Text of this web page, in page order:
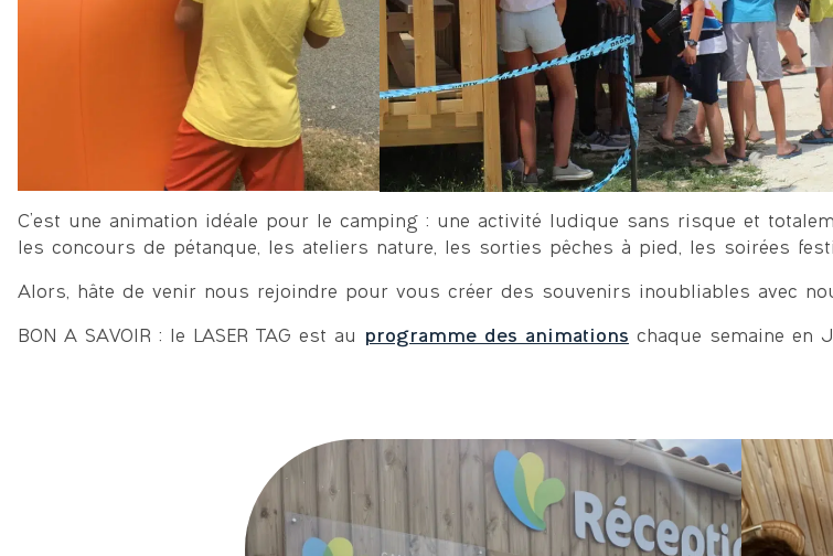
C’est une animation idéale pour le camping : une activité ludique sans risque et
les concours de pétanque, les ateliers nature, les sorties pêches à pied, les soirées
Alors, hâte de venir nous rejoindre pour vous créer des souvenirs inoubliables avec
BON A SAVOIR : le LASER TAG est au programme des animations chaque semaine en